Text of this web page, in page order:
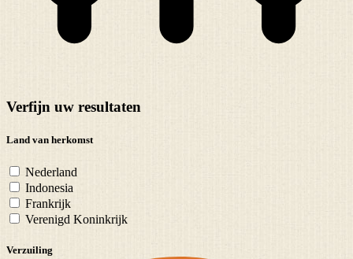
Verfijn uw resultaten
Land van herkomst
Nederland
Indonesia
Frankrijk
Verenigd Koninkrijk
Verzuiling